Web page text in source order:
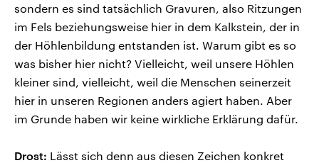
sondern es sind tatsächlich Gravuren, also Ritzungen
im Fels beziehungsweise hier in dem Kalkstein, der in
der Höhlenbildung entstanden ist. Warum gibt es so
was bisher hier nicht? Vielleicht, weil unsere Höhlen
kleiner sind, vielleicht, weil die Menschen seinerzeit
hier in unseren Regionen anders agiert haben. Aber
im Grunde haben wir keine wirkliche Erklärung dafür.
Drost: Lässt sich denn aus diesen Zeichen konkret